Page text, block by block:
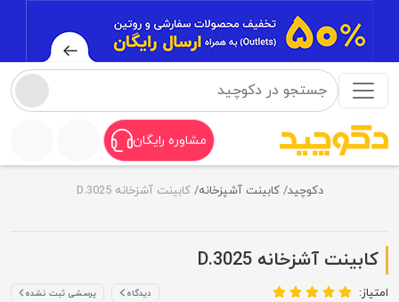
مشاوره رایگان
دکوچید کابینت آشپزخانه کابینت آشزخانه D.3025
کابینت آشزخانه D.3025
امتیاز: دیدگاه پرسشی ثبت نشده